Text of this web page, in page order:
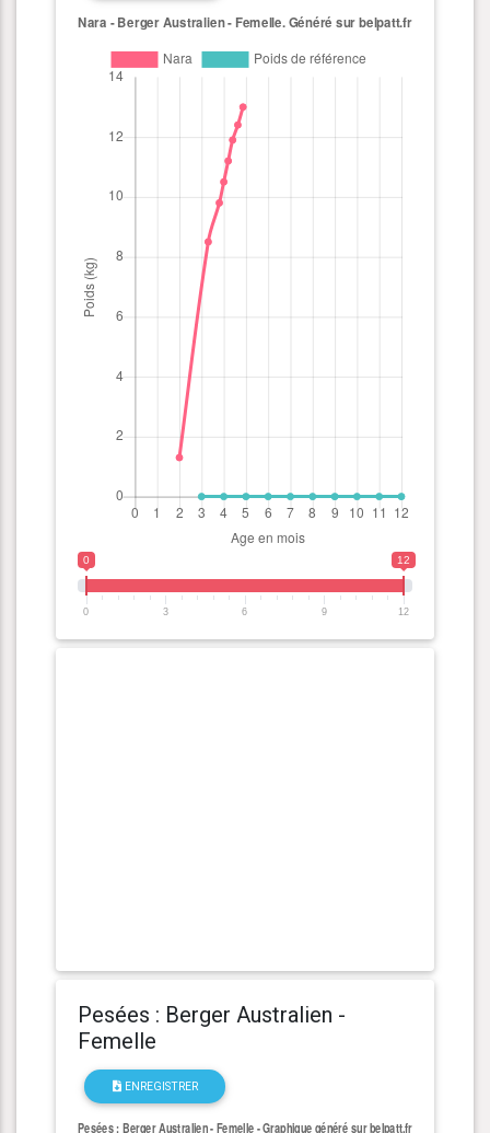
0 12
0 3 6 9 12
Pesées : Berger Australien -
Femelle
ENREGISTRER